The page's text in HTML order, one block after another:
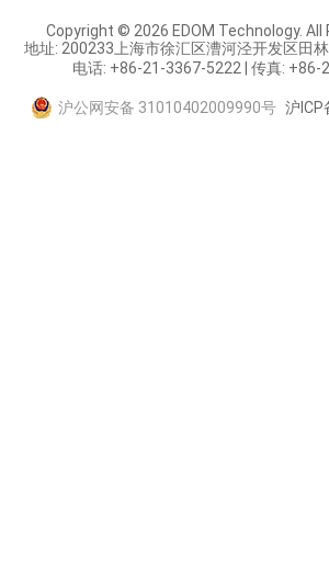
Copyright © 2026 EDOM Technology. All
地址: 200233上海市徐汇区漕河泾开发区田
电话: +86-21-3367-5222 | 传真: +86-
沪公网安备 31010402009990号 沪ICP